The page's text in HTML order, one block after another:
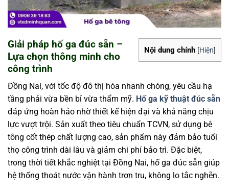
Nội dung chính [Hiện]
Giải pháp hố ga đúc sẵn –
Lựa chọn thông minh cho
công trình
Đồng Nai, với tốc độ đô thị hóa nhanh chóng, yêu cầu hạ
tầng phải vừa bền bỉ vừa thẩm mỹ. Hố ga kỹ thuật đúc sẵn
đáp ứng hoàn hảo nhờ thiết kế hiện đại và khả năng chịu
lực vượt trội. Sản xuất theo tiêu chuẩn TCVN, sử dụng bê
tông cốt thép chất lượng cao, sản phẩm này đảm bảo tuổi
thọ công trình dài lâu và giảm chi phí bảo trì. Đặc biệt,
trong thời tiết khắc nghiệt tại Đồng Nai, hố ga đúc sẵn giúp
hệ thống thoát nước vận hành trơn tru, không lo tắc nghẽn.